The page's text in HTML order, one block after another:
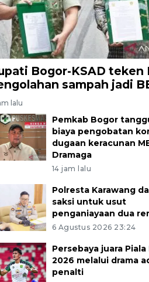
Bogor-KSAD teken
sampah jadi
lalu
Pemkab Bogor
biaya pengobatan
dugaan keracunan
Dramaga
14 jam lalu
Polresta Karawang
saksi untuk usut
penganiayaan dua
6 Agustus 2026 23:24
Persebaya juara
2026 melalui drama
penalti